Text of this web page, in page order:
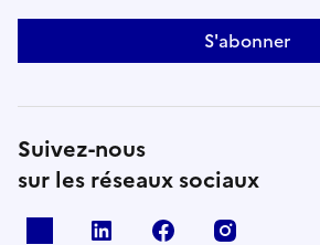
S'abonner
Suivez-nous
sur les réseaux sociaux
Linkedin Facebook